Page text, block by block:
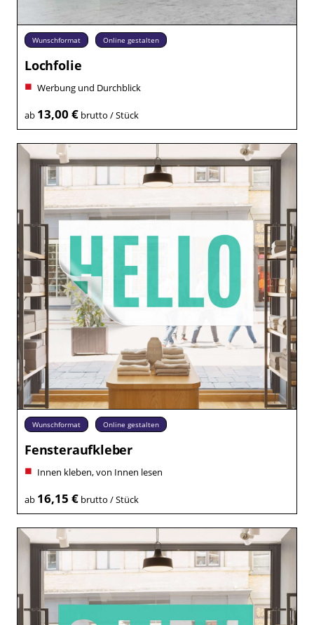
Wunschformat Online gestalten
Lochfolie
Werbung und Durchblick
ab 13,00 €brutto / Stück
Wunschformat Online gestalten
Fensteraufkleber
Innen kleben, von Innen lesen
ab 16,15 €brutto / Stück